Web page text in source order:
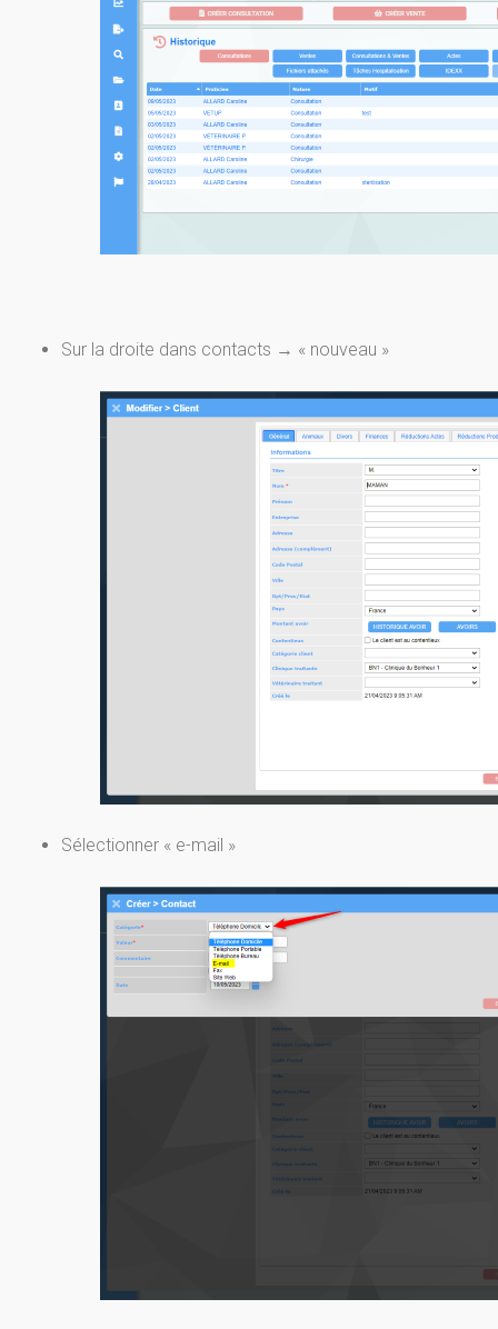
Sur la droite dans contacts → « nouveau »
Sélectionner « e-mail »